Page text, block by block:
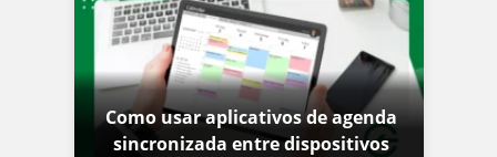
Como usar aplicativos de agenda
sincronizada entre dispositivos